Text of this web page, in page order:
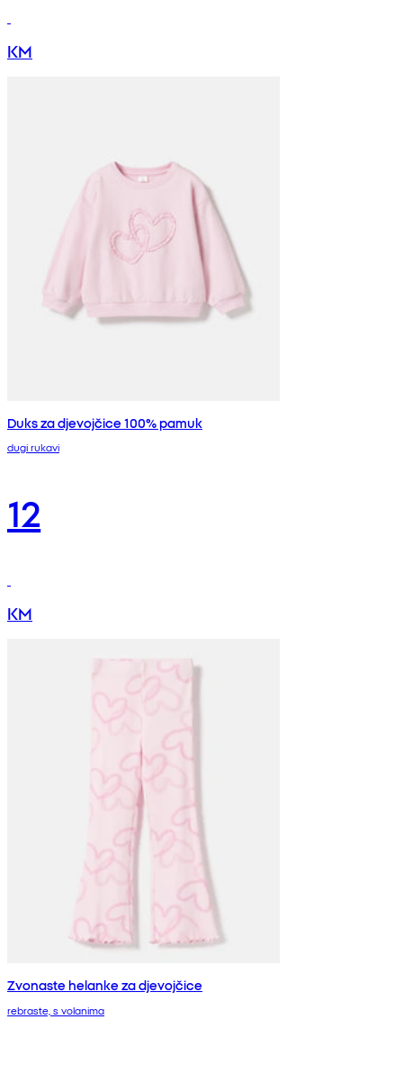
KM
Duks za djevojčice 100% pamuk
dugi rukavi
12
KM
Zvonaste helanke za djevojčice
rebraste, s volanima